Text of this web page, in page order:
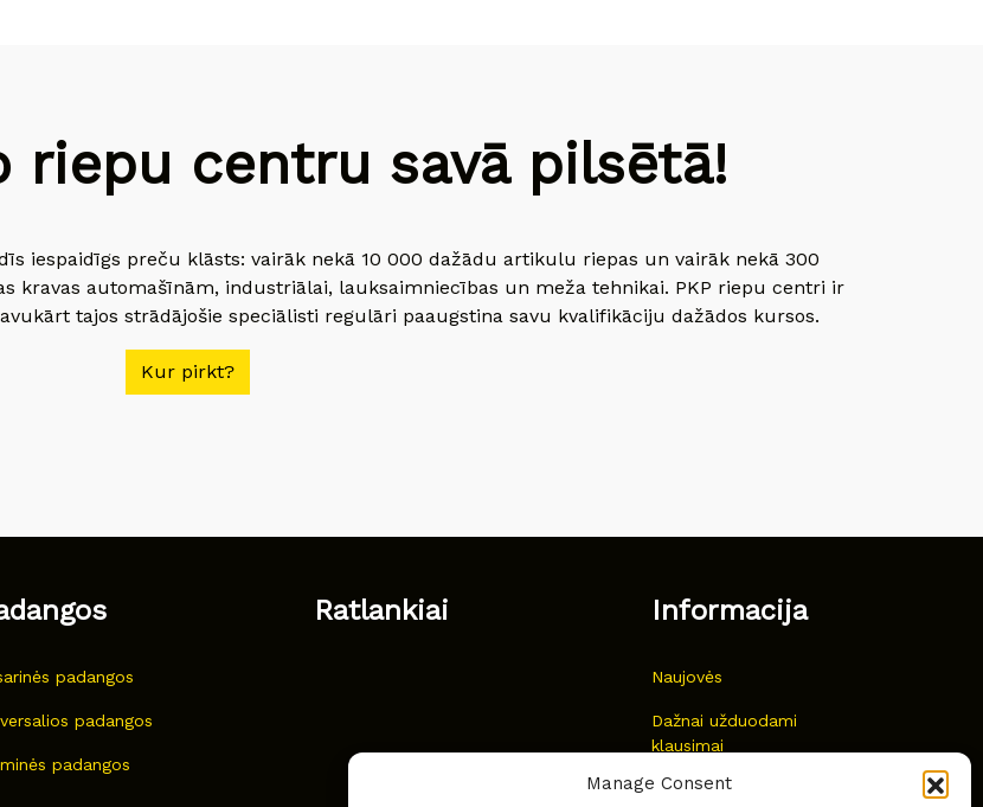
Manage Consent
riepu centru savā pilsētā!
iespaidīgs preču klāsts: vairāk nekā 10 000 dažādu artikulu riepas un vairāk nekā 300
kravas automašīnām, industriālai, lauksaimniecības un meža tehnikai. PKP riepu centri ir
tajos strādājošie speciālisti regulāri paaugstina savu kvalifikāciju dažādos kursos.
Kur pirkt?
padangos
padangos
padangos
Ratlankiai Informacija
Naujovės
Dažnai užduodami
klausimai
Kur nusipirkti?